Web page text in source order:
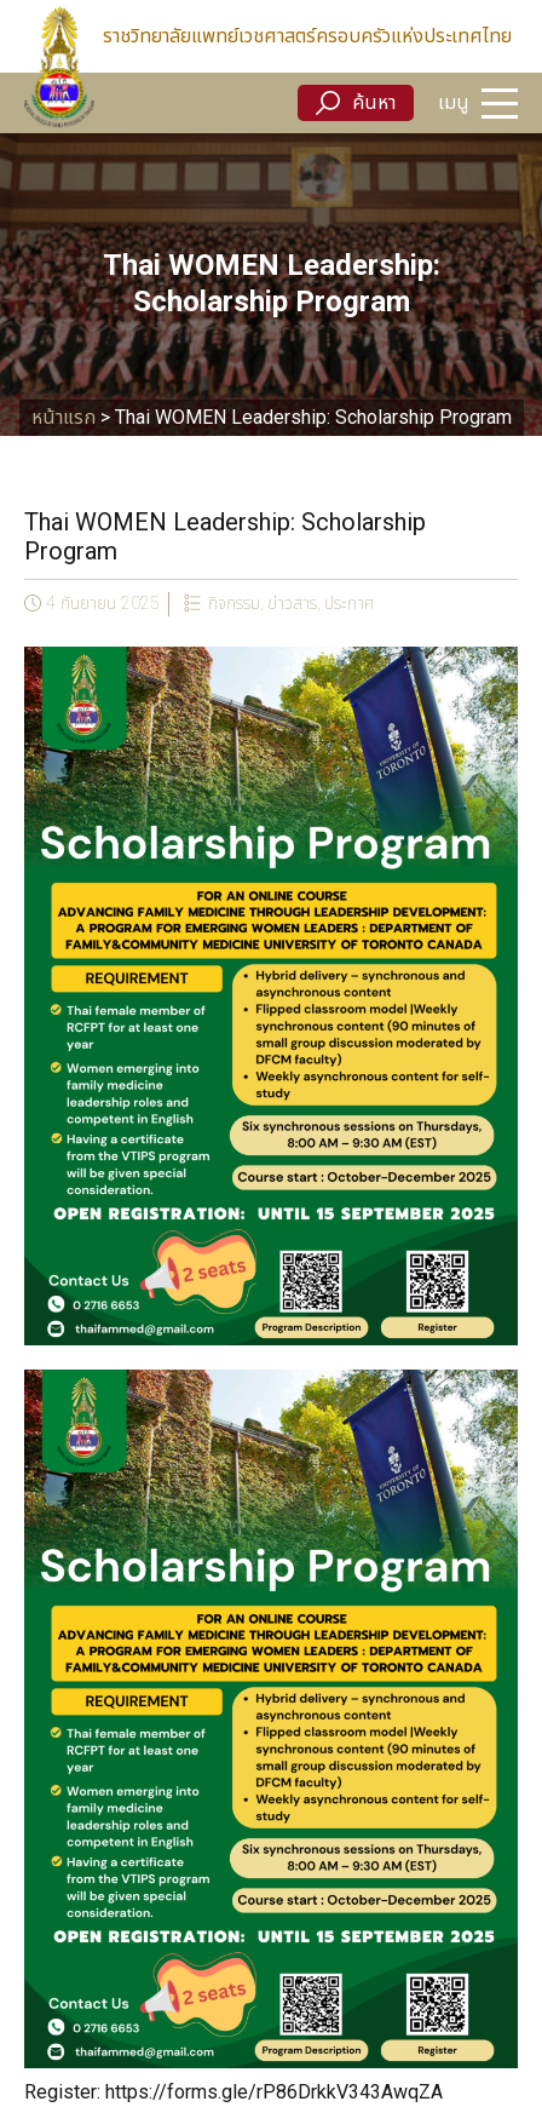
ราชวิทยาลัยแพทย์เวชศาสตร์ครอบครัวแห่งประเทศไทย
ค้นหา เมนู
ค้นหา เมนู
Thai WOMEN Leadership:
Scholarship Program
หน้าแรก>Thai WOMEN Leadership: Scholarship Program
Thai WOMEN Leadership: Scholarship
Program
4 กันยายน 2025 กิจกรรม, ข่าวสาร, ประกาศ
Register: https://forms.gle/rP86DrkkV343AwqZA